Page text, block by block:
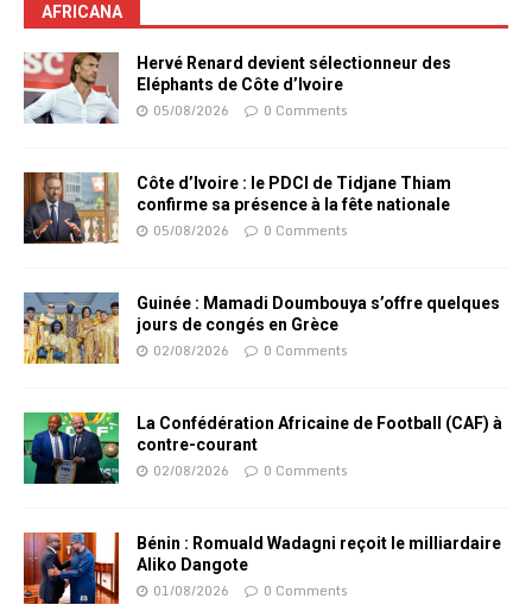
AFRICANA
Hervé Renard devient sélectionneur des
Eléphants de Côte d’Ivoire
05/08/2026 0 Comments
Côte d’Ivoire : le PDCI de Tidjane Thiam
confirme sa présence à la fête nationale
05/08/2026 0 Comments
Guinée : Mamadi Doumbouya s’offre quelques
jours de congés en Grèce
02/08/2026 0 Comments
La Confédération Africaine de Football (CAF) à
contre-courant
02/08/2026 0 Comments
Bénin : Romuald Wadagni reçoit le milliardaire
Aliko Dangote
01/08/2026 0 Comments